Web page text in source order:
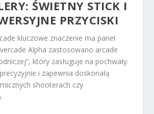
ŚWIETNY STICK I
PRZYCISKI
kluczowe znaczenie ma panel
Alpha zastosowano arcade
który zasługuje na pochwały.
i zapewnia doskonałą
shooterach czy